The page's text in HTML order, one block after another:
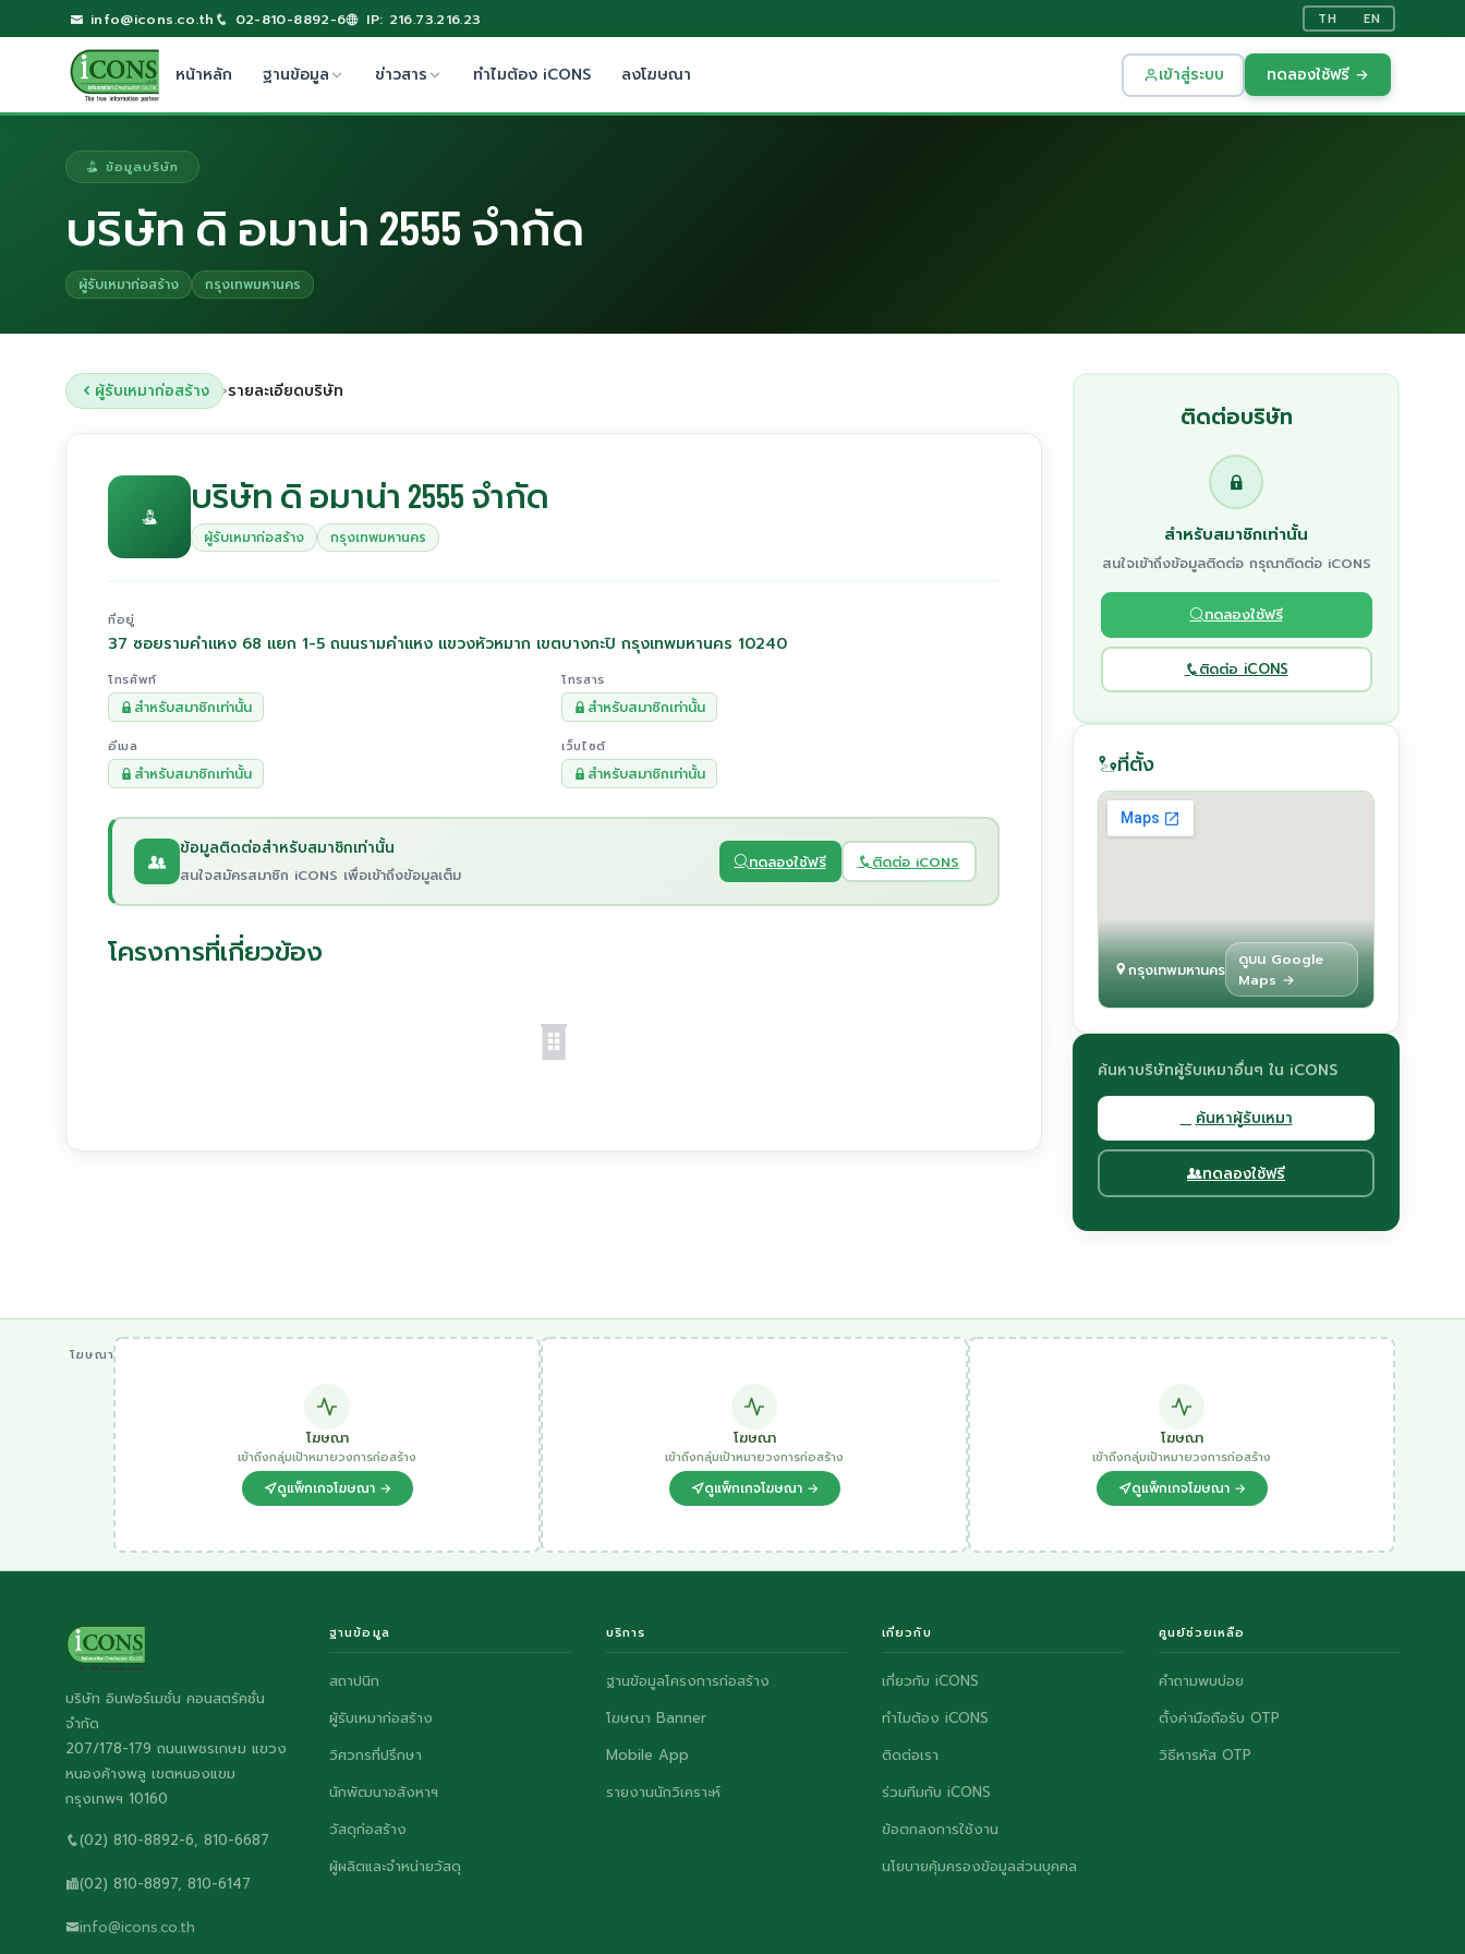
info@icons.co.th 02-810-8892-6 IP: 216.73.216.23 TH EN
หน้าหลัก ฐานข้อมูล ข่าวสาร ทำไมต้อง iCONS ลงโฆษณา เข้าสู่ระบบ ทดลองใช้ฟรี →
ข้อมูลบริษัท
บริษัท ดิ อมาน่า 2555 จำกัด
ผู้รับเหมาก่อสร้าง กรุงเทพมหานคร
ผู้รับเหมาก่อสร้าง ›รายละเอียดบริษัท
บริษัท ดิ อมาน่า 2555 จำกัด
ผู้รับเหมาก่อสร้าง กรุงเทพมหานคร
ที่อยู่
37 ซอยรามคำแหง 68 แยก 1-5 ถนนรามคำแหง แขวงหัวหมาก เขตบางกะปิ กรุงเทพมหานคร 10240
โทรศัพท์
สำหรับสมาชิกเท่านั้น
โทรสาร
สำหรับสมาชิกเท่านั้น
อีเมล
สำหรับสมาชิกเท่านั้น
เว็บไซต์
สำหรับสมาชิกเท่านั้น
ข้อมูลติดต่อสำหรับสมาชิกเท่านั้น
สนใจสมัครสมาชิก iCONS เพื่อเข้าถึงข้อมูลเต็ม
ทดลองใช้ฟรี ติดต่อ iCONS
โครงการที่เกี่ยวข้อง
ติดต่อบริษัท
สำหรับสมาชิกเท่านั้น
สนใจเข้าถึงข้อมูลติดต่อ กรุณาติดต่อ iCONS
ทดลองใช้ฟรี
ติดต่อ iCONS
ที่ตั้ง
กรุงเทพมหานคร
ดูบน Google
Maps →
ค้นหาบริษัทผู้รับเหมาอื่นๆ ใน iCONS
ค้นหาผู้รับเหมา
ทดลองใช้ฟรี
โฆษณา
โฆษณา
เข้าถึงกลุ่มเป้าหมายวงการก่อสร้าง
ดูแพ็กเกจโฆษณา →
โฆษณา
เข้าถึงกลุ่มเป้าหมายวงการก่อสร้าง
ดูแพ็กเกจโฆษณา →
โฆษณา
เข้าถึงกลุ่มเป้าหมายวงการก่อสร้าง
ดูแพ็กเกจโฆษณา →
บริษัท อินฟอร์เมชั่น คอนสตรัคชั่น
จำกัด
207/178-179 ถนนเพชรเกษม แขวง
หนองค้างพลู เขตหนองแขม
กรุงเทพฯ 10160
(02) 810-8892-6, 810-6687
(02) 810-8897, 810-6147
info@icons.co.th
ฐานข้อมูล
สถาปนิก
ผู้รับเหมาก่อสร้าง
วิศวกรที่ปรึกษา
นักพัฒนาอสังหาฯ
วัสดุก่อสร้าง
ผู้ผลิตและจำหน่ายวัสดุ
บริการ
ฐานข้อมูลโครงการก่อสร้าง
โฆษณา Banner
Mobile App
รายงานนักวิเคราะห์
เกี่ยวกับ
เกี่ยวกับ iCONS
ทำไมต้อง iCONS
ติดต่อเรา
ร่วมทีมกับ iCONS
ข้อตกลงการใช้งาน
นโยบายคุ้มครองข้อมูลส่วนบุคคล
ศูนย์ช่วยเหลือ
คำถามพบบ่อย
ตั้งค่ามือถือรับ OTP
วิธีหารหัส OTP